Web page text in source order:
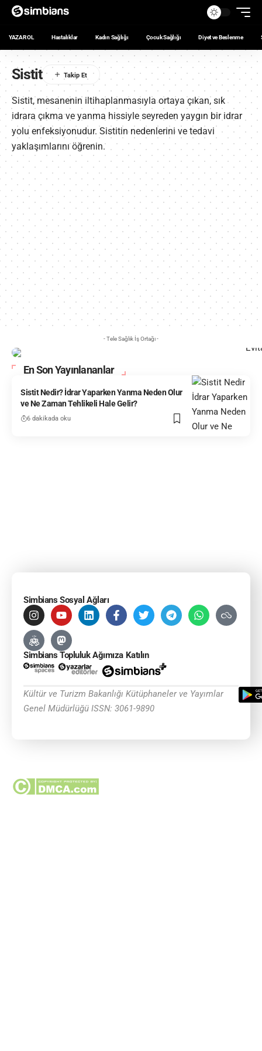
YAZAR OL Hastalıklar Kadın Sağlığı Çocuk Sağlığı Diyet ve Beslenme
Sistit
Sistit, mesanenin iltihaplanmasıyla ortaya çıkan, sık
idrara çıkma ve yanma hissiyle seyreden yaygın bir idrar
yolu enfeksiyonudur. Sistitin nedenlerini ve tedavi
yaklaşımlarını öğrenin.
- Tele Sağlık İş Ortağı -
En Son Yayınlananlar
Sistit Nedir? İdrar Yaparken Yanma Neden Olur
ve Ne Zaman Tehlikeli Hale Gelir?
6 dakikada oku
Simbians Sosyal Ağları
Simbians Topluluk Ağımıza Katılın
Kültür ve Turizm Bakanlığı Kütüphaneler ve Yayımlar
Genel Müdürlüğü ISSN: 3061-9890